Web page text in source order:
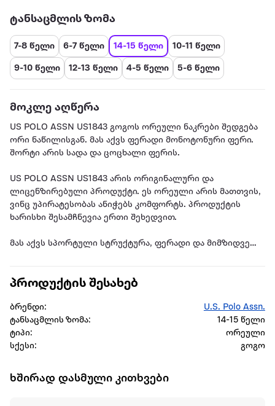
ტანსაცმლის ზომა
7-8 წელი 6-7 წელი 14-15 წელი 10-11 წელი
9-10 წელი 12-13 წელი 4-5 წელი 5-6 წელი
მოკლე აღწერა
US POLO ASSN US1843 გოგოს ორეული ნაკრები შედგება
ორი ნაწილისგან. მას აქვს ფერადი მონოტონური ფერი.
შორტი არის სადა და ცოცხალი ფერის.
US POLO ASSN US1843 არის ორიგინალური და
ლიცენზირებული პროდუქტი. ეს ორეული არის მათთვის,
ვინც უპირატესობას ანიჭებს კომფორტს. პროდუქტის
ხარისხი შესამჩნევია ერთი შეხედვით.
მას აქვს სპორტული სტრუქტურა, ფერადი და მიმზიდველი
თავისი მარტივი და ელეგანტური გარეგნობით იგი არის
გამოყენება შესაძლებელია ცალ-ცალკე და
შესაძლებელია სხვადასხვა კომბინაციების შექმნა.
დამზადებულია თანამედროვე დიზაინით, გამოიყენება
იწვევს ოფლიანობას, არ აღიზიანებს კანს. ქსოვილი არ
ხუნდება და არ იცვლის ფერს.
პროდუქტის შესახებ
ბრენდი:
U.S. Polo Assn.
ტანსაცმლის ზომა:
14-15 წელი
ტიპი:
ორეული
სქესი:
გოგო
ხშირად დასმული კითხვები